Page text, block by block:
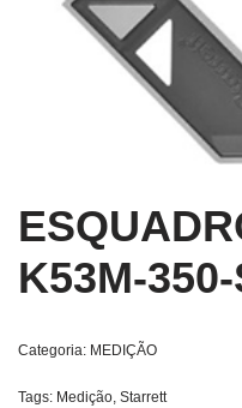
K53M-350-
Categoria: MEDIÇÃO
Tags: Medição, Starrett